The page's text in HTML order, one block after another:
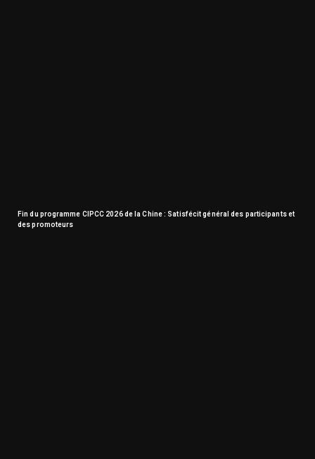
Fin du programme CIPCC 2026 de la Chine : Satisfécit général des participants et
des promoteurs